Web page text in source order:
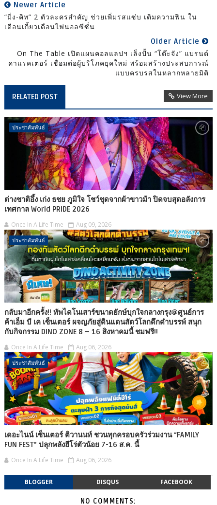
Newer Article
“มิ่ง-คิท” 2 ตัวละครสำคัญ ช่วยเพิ่มรสแซ่บ เติมความฟิน ใน
เดือนเกี้ยวเดือนไฟนอลซีซั่น
Older Article
On The Table เปิดแผนคอลแลปฯ เล็งปั้น “โต๊ะจัง” แบรนด์
คาแรคเตอร์ เชื่อมต่อผู้บริโภคยุคใหม่ พร้อมสร้างประสบการณ์
แบบครบรสในหลากหลายมิติ
RELATED POST View More
ประชาสัมพันธ์
ต่างชาติอึ้ง เก่ง ธชย ภูมิใจ โชว์ชุดจากผ้าขาวม้า ปิดจบสุดอลังการ
เทศกาล World PRIDE 2026
Once In A Life Time Aug 09, 2026
ประชาสัมพันธ์
กลับมาอีกครั้ง!! ทัพไดโนเสาร์ขนาดยักษ์บุกใจกลางกรุง@ศูนย์การ
ค้าเอ็ม บี เค เซ็นเตอร์ ผจญภัยสู่ดินแดนสัตว์โลกดึกดำบรรพ์ สนุก
กับกิจกรรม DINO ZONE 8 – 16 สิงหาคมนี้ ชมฟรี!!
Once In A Life Time Aug 06, 2026
ประชาสัมพันธ์
เดอะไนน์ เซ็นเตอร์ ติวานนท์ ชวนทุกครอบครัวร่วมงาน “FAMILY
FUN FEST” ปลุกพลังฮีโร่ตัวน้อย 7-16 ส.ค. นี้
Once In A Life Time Aug 06, 2026
BLOGGER DISQUS FACEBOOK
NO COMMENTS: